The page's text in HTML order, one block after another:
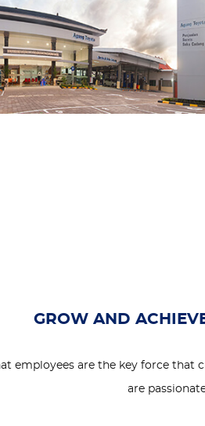
GROW AND
employees are the key force that
are